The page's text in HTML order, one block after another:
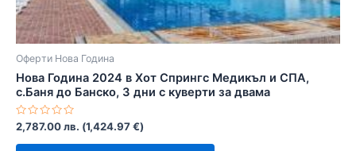
Оферти Нова Година
Нова Година 2024 в Хот Спрингс Медикъл и СПА,
с.Баня до Банско, 3 дни с куверти за двама
Оценено
с
0
2,787.00лв. (1,424.97€)